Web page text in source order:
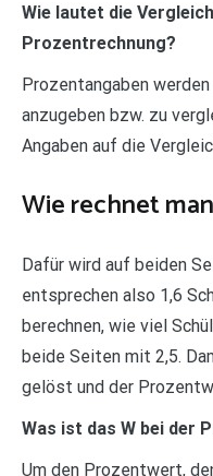
Wie lautet die
Prozentrechnung?
Prozentangaben
anzugeben bzw. zu
Angaben auf die
Wie rechnet
Dafür wird auf beiden
entsprechen also 1,6
berechnen, wie viel
beide Seiten mit 2,5.
gelöst und der
Was ist das W bei der
Um den Prozentwert,